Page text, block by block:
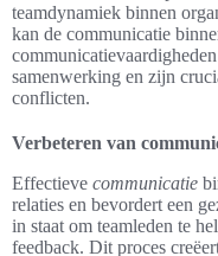
teamdynamiek binnen
kan de communicatie
samenwerking en zijn
conflicten.
Verbeteren van
Effectieve communicatie
relaties en bevordert een
in staat om teamleden te
feedback. Dit proces